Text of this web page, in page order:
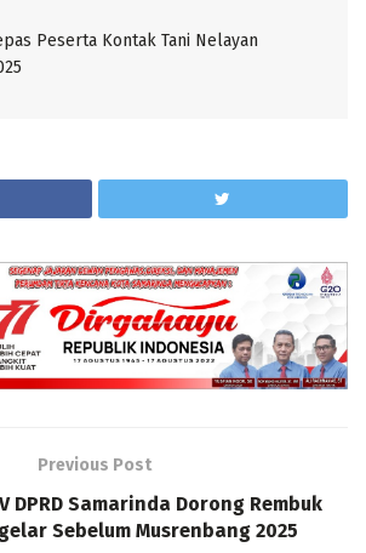
Peserta Kontak Tani Nelayan
Previous Post
DPRD Samarinda Dorong Rembuk
Sebelum Musrenbang 2025